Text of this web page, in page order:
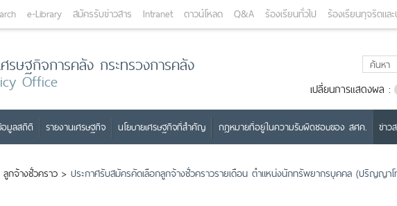
e-Library สมัครรับข่าวสาร Intranet ดาวน์โหลด Q&A ร้องเรียนทั่วไป ร้องเรียนทุจริตแล
รษฐกิจการคลัง กระทรวงการคลัง
Office เปลี่ยนการแสดงผล :
มูลสถิติ รายงานเศรษฐกิจ นโยบายเศรษฐกิจที่สำคัญ กฎหมายที่อยู่ในความรับผิดชอบของ สศค. ข่าว
ลูกจ้างชั่วคราว > ประกาศรับสมัครคัดเลือกลูกจ้างชั่วคราวรายเดือน ตำแหน่งนักทรัพยากรบุคคล (ปริญญาโ